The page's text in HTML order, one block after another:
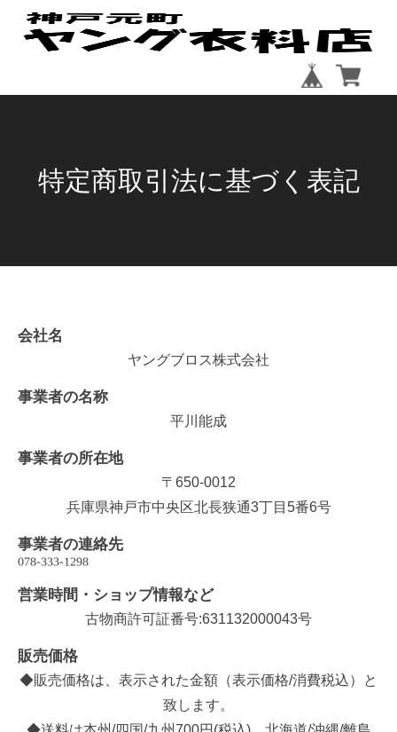
特定商取引法に基づく表記
会社名
ヤングブロス株式会社
事業者の名称
平川能成
事業者の所在地
〒650-0012
兵庫県神戸市中央区北長狭通3丁目5番6号
事業者の連絡先
営業時間・ショップ情報など
古物商許可証番号:631132000043号
販売価格
◆販売価格は、表示された金額（表示価格/消費税込）と
致します。